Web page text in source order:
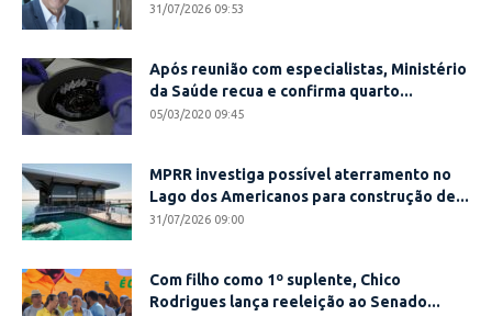
31/07/2026 09:53
Após reunião com especialistas, Ministério
da Saúde recua e confirma quarto...
05/03/2020 09:45
MPRR investiga possível aterramento no
Lago dos Americanos para construção de...
31/07/2026 09:00
Com filho como 1º suplente, Chico
Rodrigues lança reeleição ao Senado...